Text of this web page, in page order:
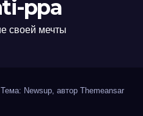
ppa
своей мечты
Тема: Newsup, автор Themeansar